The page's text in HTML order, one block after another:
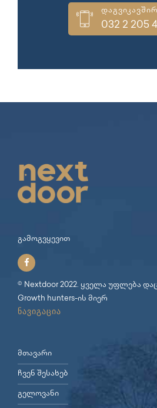
032 2 205
გამოგვყევით
© Nextdoor 2022. ყველა უფლება
Growth hunters-ის მიერ
ნავიგაცია
მთავარი
ჩვენ შესახებ
გელოვანი